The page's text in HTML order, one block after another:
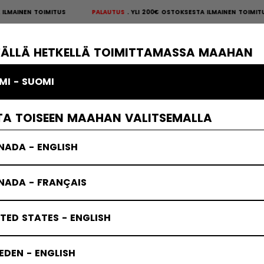
HETKELLÄ TOIMITTAMASSA MAAHAN
- SUOMI
TOISEEN MAAHAN VALITSEMALLA
- ENGLISH
- FRANÇAIS
STATES - ENGLISH
- ENGLISH
TOIMITUSPALAUTUS YLI 200€ OSTOKSESTA ILMAINEN
MAALIVAHTI VAATTEET